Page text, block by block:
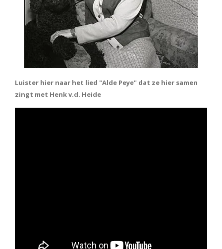
Luister hier naar het lied "Alde Peye" dat ze hier samen
zingt met Henk v.d. Heide